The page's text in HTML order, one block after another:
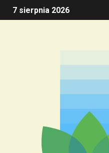
7 sierpnia 2026